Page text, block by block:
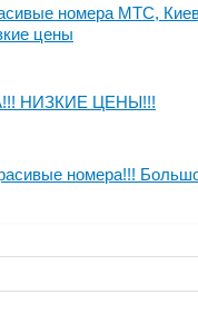
номера МТС,
цены
НИЗКИЕ ЦЕНЫ!!!
номера!!!